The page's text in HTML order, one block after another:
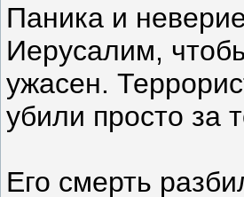
Паника и
Иерусалим,
ужасен.
убили просто за
Его смерть